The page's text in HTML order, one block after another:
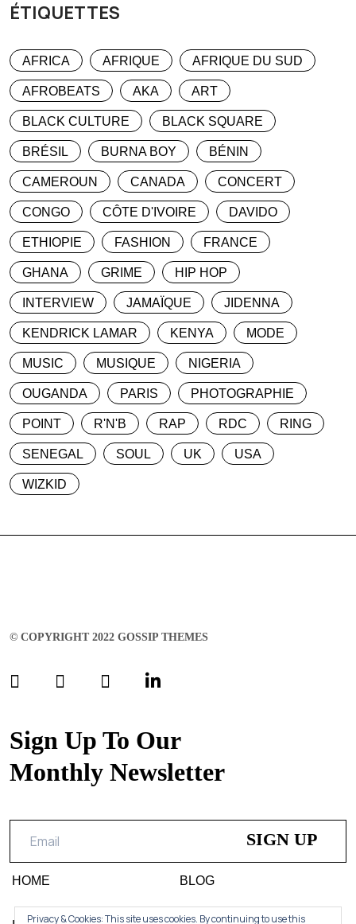
ÉTIQUETTES
AFRICA AFRIQUE AFRIQUE DU SUD
AFROBEATS AKA ART
BLACK CULTURE BLACK SQUARE
BRÉSIL BURNA BOY BÉNIN
CAMEROUN CANADA CONCERT
CONGO CÔTE D'IVOIRE DAVIDO
ETHIOPIE FASHION FRANCE
GHANA GRIME HIP HOP
INTERVIEW JAMAÏQUE JIDENNA
KENDRICK LAMAR KENYA MODE
MUSIC MUSIQUE NIGERIA
OUGANDA PARIS PHOTOGRAPHIE
POINT R'N'B RAP RDC RING
SENEGAL SOUL UK USA
WIZKID
© COPYRIGHT 2022 GOSSIP THEMES
Sign Up To Our
Monthly Newsletter
HOME BLOG
Privacy & Cookies: This site uses cookies. By continuing to use this